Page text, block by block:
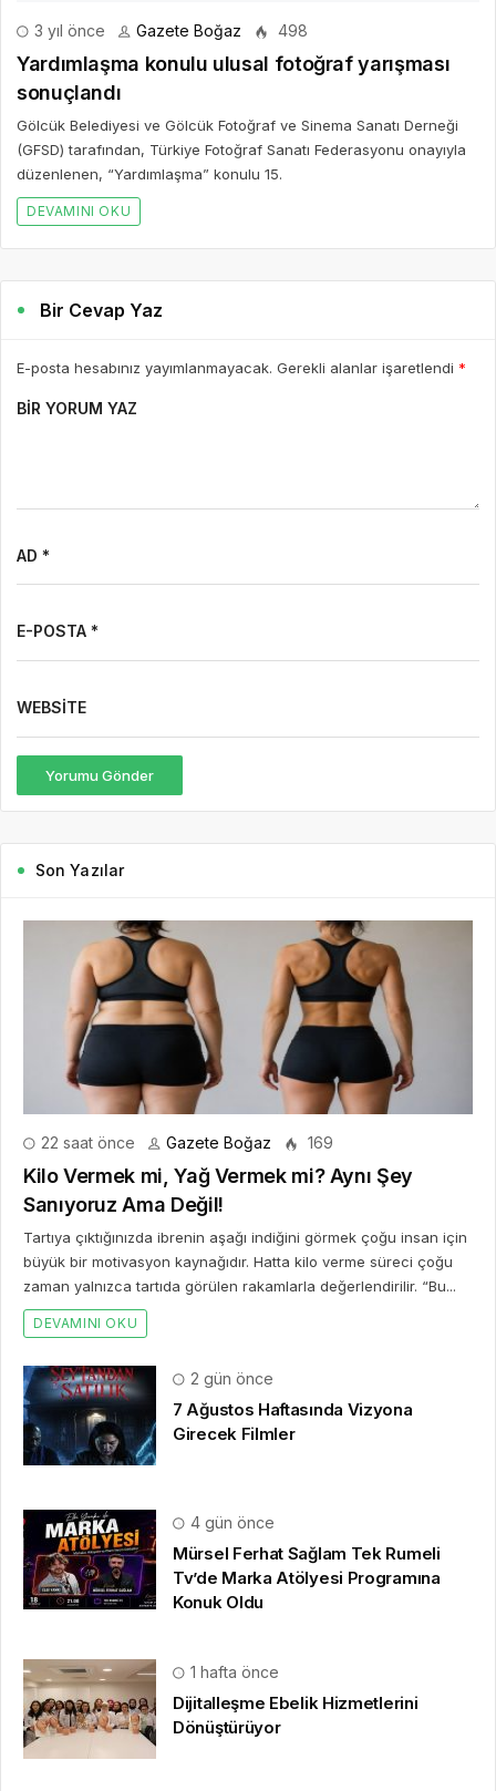
3 yıl önce Gazete Boğaz 498
Yardımlaşma konulu ulusal fotoğraf yarışması
sonuçlandı
Gölcük Belediyesi ve Gölcük Fotoğraf ve Sinema Sanatı Derneği
(GFSD) tarafından, Türkiye Fotoğraf Sanatı Federasyonu onayıyla
düzenlenen, “Yardımlaşma” konulu 15.
DEVAMINI OKU
Bir Cevap Yaz
E-posta hesabınız yayımlanmayacak. Gerekli alanlar işaretlendi *
BIR YORUM YAZ
AD *
E-POSTA *
WEBSITE
Yorumu Gönder
Son Yazılar
22 saat önce Gazete Boğaz 169
Kilo Vermek mi, Yağ Vermek mi? Aynı Şey
Sanıyoruz Ama Değil!
Tartıya çıktığınızda ibrenin aşağı indiğini görmek çoğu insan için
büyük bir motivasyon kaynağıdır. Hatta kilo verme süreci çoğu
zaman yalnızca tartıda görülen rakamlarla değerlendirilir. “Bu...
DEVAMINI OKU
2 gün önce
7 Ağustos Haftasında Vizyona
Girecek Filmler
4 gün önce
Mürsel Ferhat Sağlam Tek Rumeli
Tv’de Marka Atölyesi Programına
Konuk Oldu
1 hafta önce
Dijitalleşme Ebelik Hizmetlerini
Dönüştürüyor